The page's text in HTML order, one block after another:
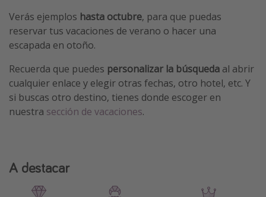
Verás ejemplos hasta octubre, para que puedas
reservar tus vacaciones de verano o hacer una
escapada en otoño.
Recuerda que puedes personalizar la búsqueda al abrir
cualquier enlace y elegir otras fechas, otro hotel, etc. Y
si buscas otro destino, tienes donde escoger en
nuestra sección de vacaciones.
A destacar